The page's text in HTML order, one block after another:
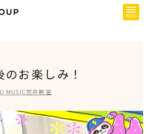
て支援
い児支援
い者支援
お楽しみ！
MUSIC荒井教室